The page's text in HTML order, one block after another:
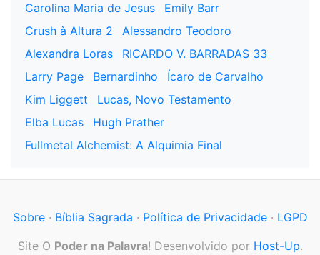
Carolina Maria de Jesus
Emily Barr
Crush à Altura 2
Alessandro Teodoro
Alexandra Loras
RICARDO V. BARRADAS 33
Larry Page
Bernardinho
Ícaro de Carvalho
Kim Liggett
Lucas, Novo Testamento
Elba Lucas
Hugh Prather
Fullmetal Alchemist: A Alquimia Final
Sobre· Bíblia Sagrada · Política de Privacidade· LGPD
Site O Poder na Palavra! Desenvolvido por Host-Up.